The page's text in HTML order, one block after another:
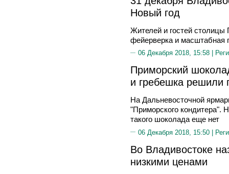
Новый год
Жителей и гостей
фейерверка и масштабная
06 Декабря 2018, 15:58 |
Приморский
и гребешка решили
На Дальневосточной
"Приморского кондитера".
такого шоколада еще нет
06 Декабря 2018, 15:50 |
Во Владивостоке
низкими ценами